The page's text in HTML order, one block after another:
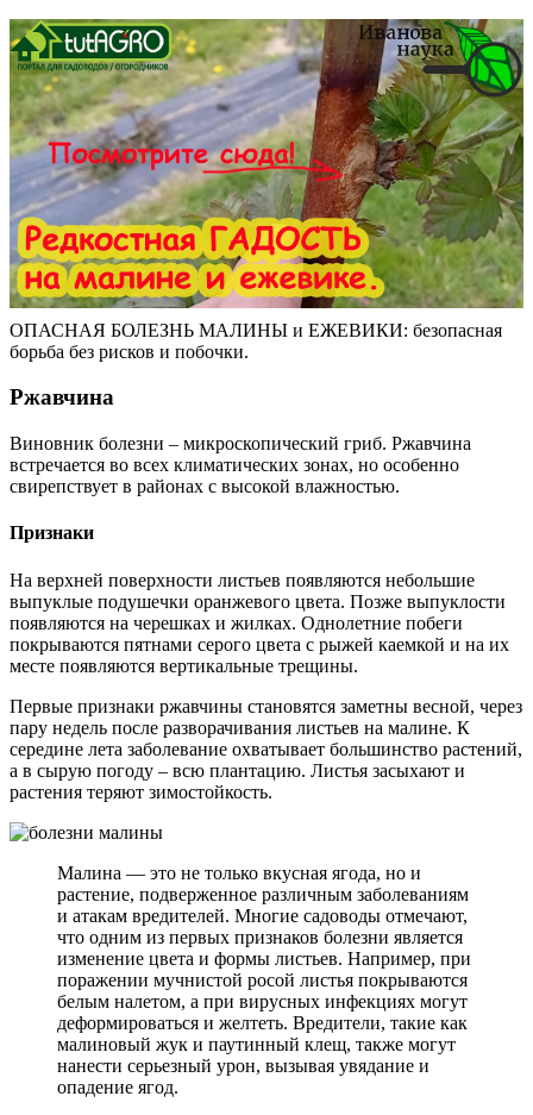
ОПАСНАЯ БОЛЕЗНЬ МАЛИНЫ и ЕЖЕВИКИ: безопасная
борьба без рисков и побочки.
Ржавчина
Виновник болезни – микроскопический гриб. Ржавчина
встречается во всех климатических зонах, но особенно
свирепствует в районах с высокой влажностью.
Признаки
На верхней поверхности листьев появляются небольшие
выпуклые подушечки оранжевого цвета. Позже выпуклости
появляются на черешках и жилках. Однолетние побеги
покрываются пятнами серого цвета с рыжей каемкой и на их
месте появляются вертикальные трещины.
Первые признаки ржавчины становятся заметны весной, через
пару недель после разворачивания листьев на малине. К
середине лета заболевание охватывает большинство растений,
а в сырую погоду – всю плантацию. Листья засыхают и
растения теряют зимостойкость.
Малина — это не только вкусная ягода, но и
растение, подверженное различным заболеваниям
и атакам вредителей. Многие садоводы отмечают,
что одним из первых признаков болезни является
изменение цвета и формы листьев. Например, при
поражении мучнистой росой листья покрываются
белым налетом, а при вирусных инфекциях могут
деформироваться и желтеть. Вредители, такие как
малиновый жук и паутинный клещ, также могут
нанести серьезный урон, вызывая увядание и
опадение ягод.